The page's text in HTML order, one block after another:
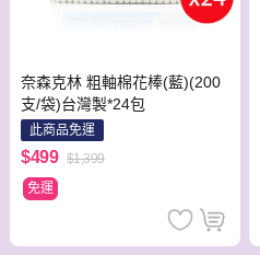
奈森克林 粗軸棉花棒(藍)(200
支/袋)台灣製*24包
此商品免運
$499 $1,399
免運